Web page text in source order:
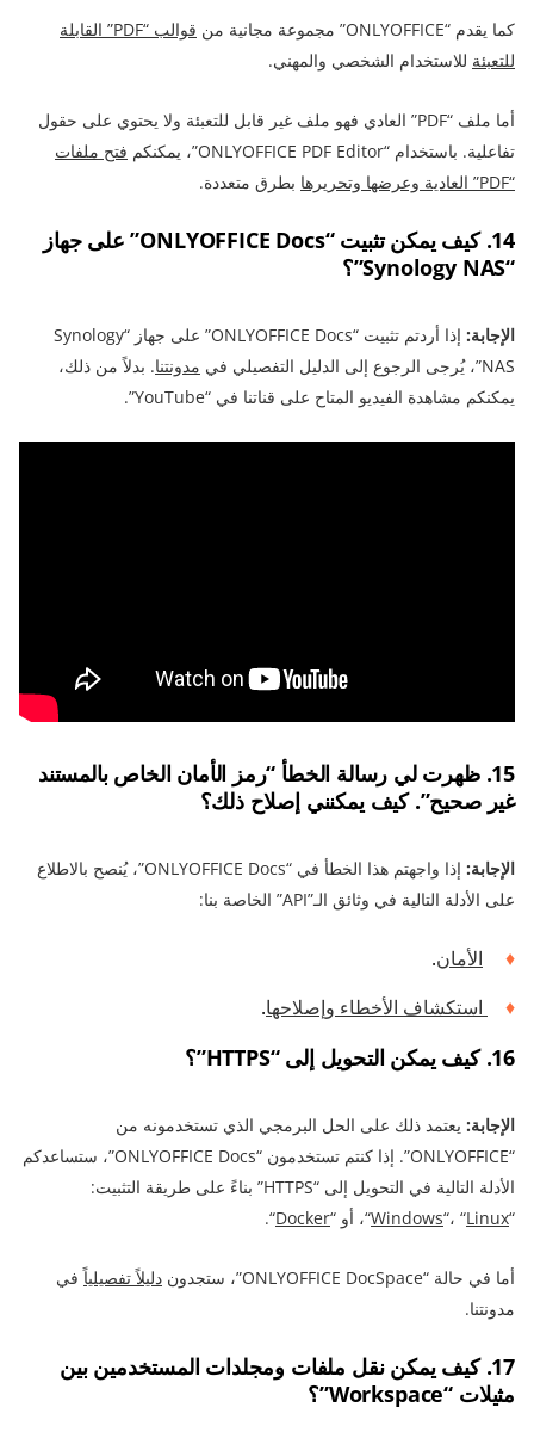
كما يقدم “ONLYOFFICE” مجموعة مجانية من
قوالب “PDF” القابلة
للتعبئة للاستخدام الشخصي والمهني.
أما ملف “PDF” العادي فهو ملف غير قابل للتعبئة ولا يحتوي على حقول
تفاعلية. باستخدام “ONLYOFFICE PDF Editor”، يمكنكم
فتح ملفات
“PDF” العادية وعرضها وتحريرها
بطرق متعددة.
14. كيف يمكن تثبيت “ONLYOFFICE Docs” على جهاز
“Synology NAS”؟
الإجابة:
إذا أردتم تثبيت “ONLYOFFICE Docs” على جهاز “Synology
NAS”، يُرجى الرجوع إلى الدليل التفصيلي في
مدونتنا. بدلاً من ذلك،
يمكنكم مشاهدة الفيديو المتاح على قناتنا في “YouTube”.
15. ظهرت لي رسالة الخطأ “رمز الأمان الخاص بالمستند
غير صحيح”. كيف يمكنني إصلاح ذلك؟
الإجابة:
إذا واجهتم هذا الخطأ في “ONLYOFFICE Docs”، يُنصح بالاطلاع
على الأدلة التالية في وثائق الـ”API” الخاصة بنا:
الأمان.
استكشاف الأخطاء وإصلاحها.
16. كيف يمكن التحويل إلى “HTTPS”؟
الإجابة: يعتمد ذلك على الحل البرمجي الذي تستخدمونه من
“ONLYOFFICE”. إذا كنتم تستخدمون “ONLYOFFICE Docs”، ستساعدكم
الأدلة التالية في التحويل إلى “HTTPS” بناءً على طريقة التثبيت:
“
Windows“، “Linux “، أو “Docker
“.
أما في حالة “ONLYOFFICE DocSpace”، ستجدون دليلاً تفصيلياًفي
مدونتنا.
17. كيف يمكن نقل ملفات ومجلدات المستخدمين بين
مثيلات “Workspace”؟